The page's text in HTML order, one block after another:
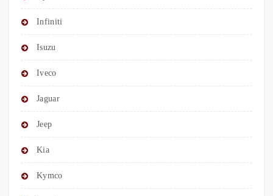
Infiniti
Isuzu
Iveco
Jaguar
Jeep
Kia
Kymco